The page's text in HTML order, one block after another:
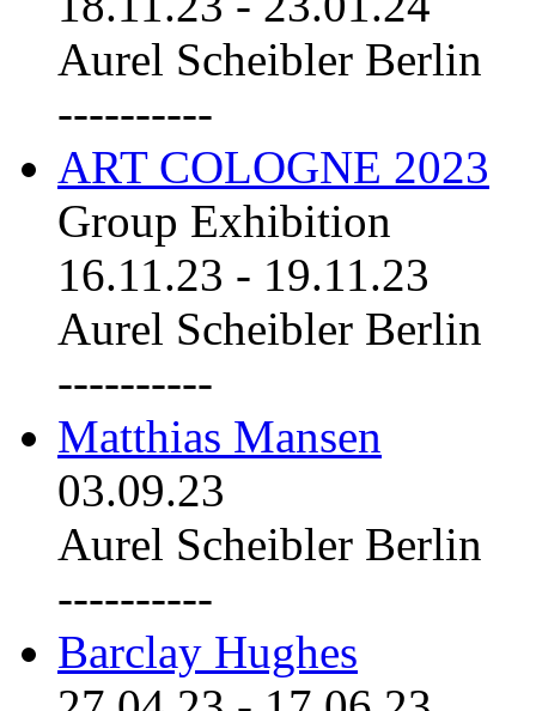
Aurel Scheibler Berlin
----------
ART COLOGNE 2023
Group Exhibition
16.11.23 - 19.11.23
Aurel Scheibler Berlin
----------
Matthias Mansen
03.09.23
Aurel Scheibler Berlin
----------
Barclay Hughes